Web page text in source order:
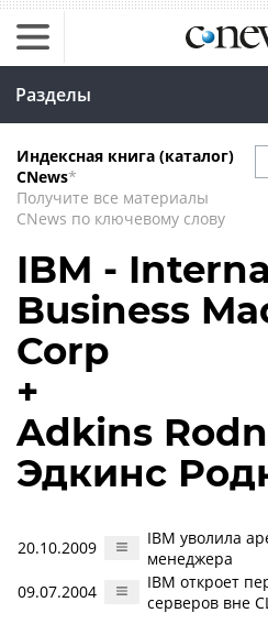
Разделы
Индексная книга (каталог)
CNews*
Получите все материалы
CNews по ключевому слову
IBM -
Business
Corp
+
Adkins
Эдкинс
20.10.2009
IBM уволила
менеджера
09.07.2004
IBM откроет
серверов вне